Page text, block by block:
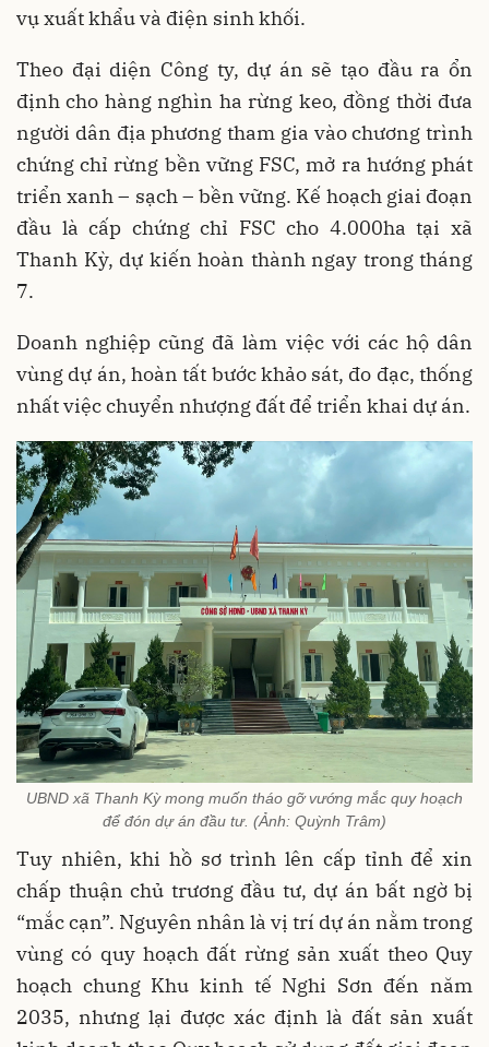
vụ xuất khẩu và điện sinh khối.
Theo đại diện Công ty, dự án sẽ tạo đầu ra ổn
định cho hàng nghìn ha rừng keo, đồng thời đưa
người dân địa phương tham gia vào chương trình
chứng chỉ rừng bền vững FSC, mở ra hướng phát
triển xanh – sạch – bền vững. Kế hoạch giai đoạn
đầu là cấp chứng chỉ FSC cho 4.000ha tại xã
Thanh Kỳ, dự kiến hoàn thành ngay trong tháng
7.
Doanh nghiệp cũng đã làm việc với các hộ dân
vùng dự án, hoàn tất bước khảo sát, đo đạc, thống
nhất việc chuyển nhượng đất để triển khai dự án.
UBND xã Thanh Kỳ mong muốn tháo gỡ vướng mắc quy hoạch
để đón dự án đầu tư. (Ảnh: Quỳnh Trâm)
Tuy nhiên, khi hồ sơ trình lên cấp tỉnh để xin
chấp thuận chủ trương đầu tư, dự án bất ngờ bị
“mắc cạn”. Nguyên nhân là vị trí dự án nằm trong
vùng có quy hoạch đất rừng sản xuất theo Quy
hoạch chung Khu kinh tế Nghi Sơn đến năm
2035, nhưng lại được xác định là đất sản xuất